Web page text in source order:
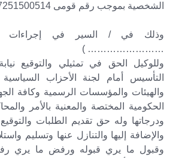
الشخصية بموجب رقم قومى 27907251500514
وذلك في / السير في
…………………… )
وللوكيل الحق في تمثيلي والتوقيع
التأسيس أمام لجنة الأحزاب السياسية
والهيئات والمؤسسات الرسمية وكافة
الحكومية المختصة والمعنية بالأمر
ودرجاتها وله حق تقديم الطلبات والتوقيع
والإضافة إليها والتنازل عنها وتسليم
وقبول ما يري قبوله ورفض ما يري